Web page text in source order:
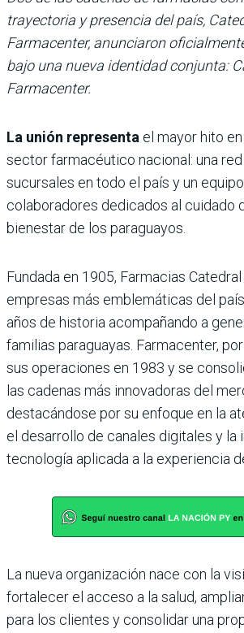
trayectoria y presencia del país,
Farmacenter, anunciaron
bajo una nueva identidad conjunta:
Farmacenter.
La unión representa el mayor hito
sector farmacéutico nacional: una
sucursales en todo el país y un
colaboradores dedicados al cuidado
bienestar de los paraguayos.
Fundada en 1905, Farmacias
empresas más emblemáticas del
años de historia acompañando a
familias paraguayas. Farmacenter,
sus operaciones en 1983 y se
las cadenas más innovadoras del
destacándose por su enfoque en la
el desarrollo de canales digitales y la
tecnología aplicada a la experiencia
La nueva organización nace con la
fortalecer el acceso a la salud,
para los clientes y consolidar una